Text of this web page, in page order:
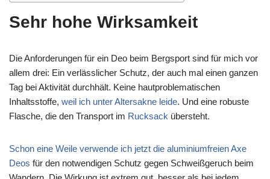
Sehr hohe Wirksamkeit
Die Anforderungen für ein Deo beim Bergsport sind für mich vor
allem drei: Ein verlässlicher Schutz, der auch mal einen ganzen
Tag bei Aktivität durchhält. Keine hautproblematischen
Inhaltsstoffe, weil ich unter Altersakne leide. Und eine robuste
Flasche, die den Transport im Rucksack übersteht.
Schon eine Weile verwende ich jetzt die aluminiumfreien Axe
Deos für den notwendigen Schutz gegen Schweißgeruch beim